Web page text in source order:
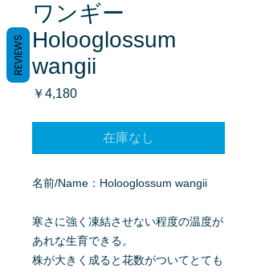
ワンギー
Holooglossum
wangii
￥4,180価
在庫なし
名前/Name：Holooglossum wangii
寒さに強く凍結させない程度の温度が
あれな生育できる。
株が大きく成ると花数がついてとても
REVIEWS